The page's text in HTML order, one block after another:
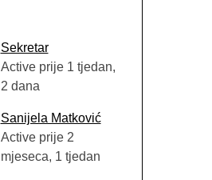
Sekretar
Active prije 1 tjedan,
2 dana
Sanijela Matković
Active prije 2
mjeseca, 1 tjedan